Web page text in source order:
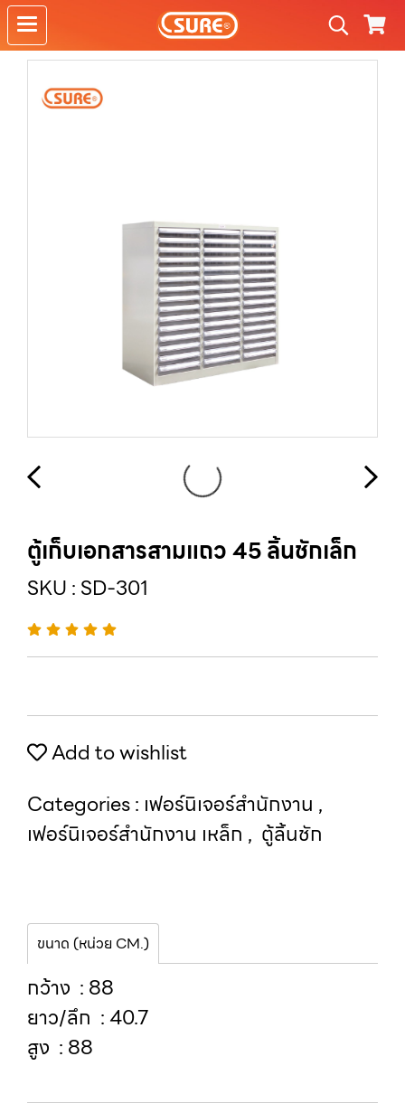
ตู้เก็บเอกสารสามแถว 45 ลิ้นชักเล็ก
SKU : SD-301
Add to wishlist
Categories : เฟอร์นิเจอร์สำนักงาน ,
เฟอร์นิเจอร์สำนักงาน เหล็ก , ตู้ลิ้นชัก
ขนาด (หน่วย CM.)
กว้าง : 88
ยาว/ลึก : 40.7
สูง : 88